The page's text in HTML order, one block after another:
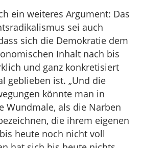
ein weiteres Argument: Das
sei auch
sich die Demokratie dem
Inhalt nach bis
und ganz konkretisiert
geblieben ist. „Und die
könnte man in
Wundmale, als die Narben
die ihrem eigenen
heute noch nicht voll